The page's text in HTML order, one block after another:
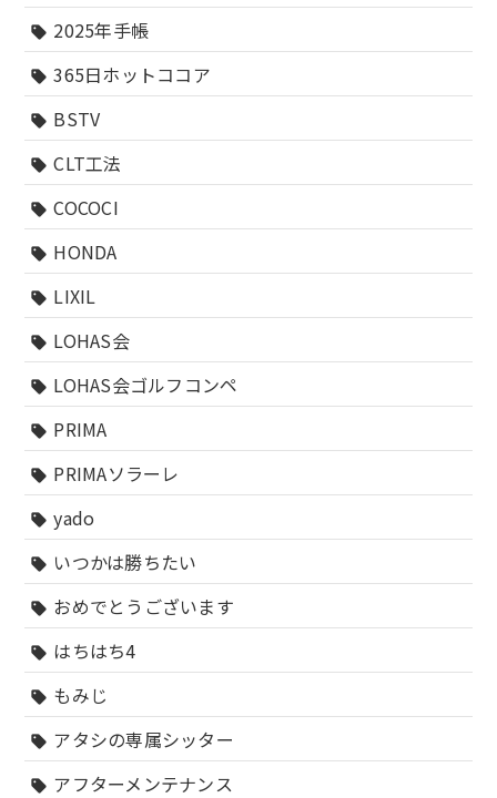
sell 2025年手帳
sell 365日ホットココア
sell BSTV
sell CLT工法
sell COCOCI
sell HONDA
sell LIXIL
sell LOHAS会
sell LOHAS会ゴルフコンペ
sell PRIMA
sell PRIMAソラーレ
sell yado
sell いつかは勝ちたい
sell おめでとうございます
sell はちはち4
sell もみじ
sell アタシの専属シッター
sell アフターメンテナンス